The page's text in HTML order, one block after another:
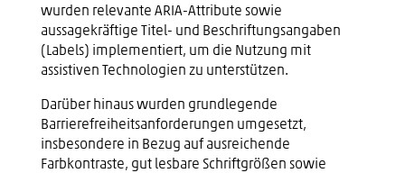
wurden relevante ARIA-Attribute sowie
aussagekräftige Titel- und Beschriftungsangaben
(Labels) implementiert, um die Nutzung mit
assistiven Technologien zu unterstützen.
Darüber hinaus wurden grundlegende
Barrierefreiheitsanforderungen umgesetzt,
insbesondere in Bezug auf ausreichende
Farbkontraste, gut lesbare Schriftgrößen sowie